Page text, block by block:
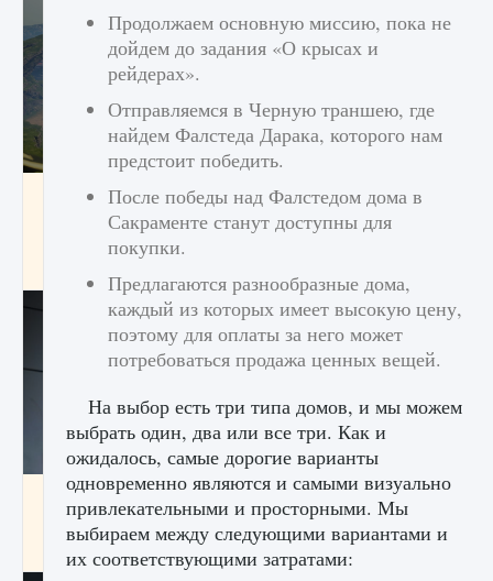
Как исправить ошибку Palworld EPalworld
«Идет сохранение мира — Невозможно
начать сохранение данных мира»
Все новые функции в режиме карьеры EA
FC 25
9 августа 2024 2 096
Продолжаем основную миссию, пока не
дойдем до задания «О крысах и
рейдерах».
Отправляемся в Черную траншею, где
найдем Фалстеда Дарака, которого нам
предстоит победить.
После победы над Фалстедом дома в
Сакраменте станут доступны для
покупки.
Предлагаются разнообразные дома,
каждый из которых имеет высокую цену,
поэтому для оплаты за него может
потребоваться продажа ценных вещей.
На выбор есть три типа домов, и мы можем
выбрать один, два или все три. Как и
ожидалось, самые дорогие варианты
одновременно являются и самыми визуально
привлекательными и просторными. Мы
выбираем между следующими вариантами и
их соответствующими затратами: